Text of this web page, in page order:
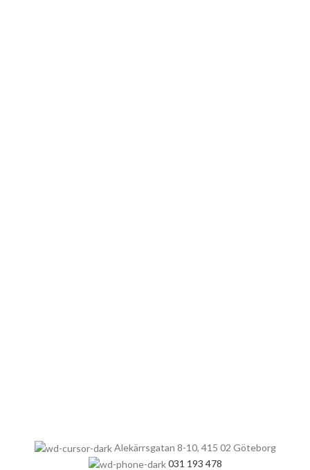
Alekärrsgatan 8-10, 415 02 Göteborg
031 193 478